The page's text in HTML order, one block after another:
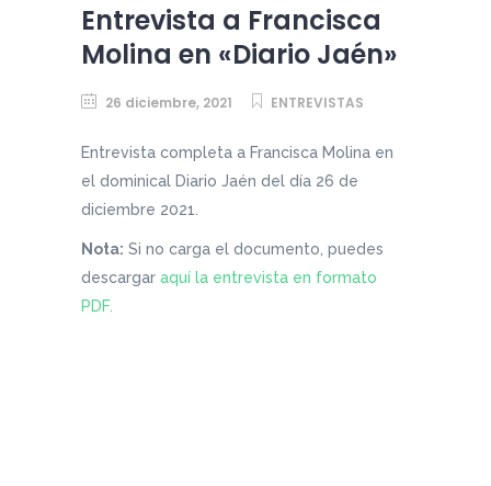
Entrevista a Francisca
Molina en «Diario Jaén»
26 diciembre, 2021 ENTREVISTAS
Entrevista completa a Francisca Molina en
el dominical Diario Jaén del día 26 de
diciembre 2021.
Nota: Si no carga el documento, puedes
descargar aquí la entrevista en formato
PDF.